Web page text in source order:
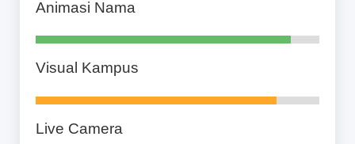
Animasi Nama
Visual Kampus
Live Camera